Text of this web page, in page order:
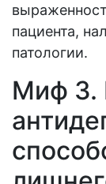
пациента,
патологии.
Миф 3.